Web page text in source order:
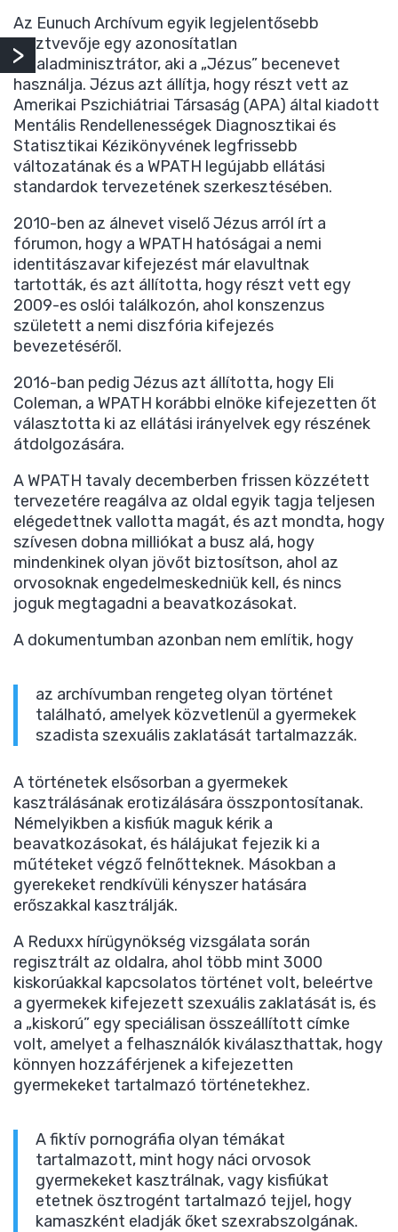
Az Eunuch Archívum egyik legjelentősebb
résztvevője egy azonosítatlan
oldaladminisztrátor, aki a „Jézus” becenevet
használja. Jézus azt állítja, hogy részt vett az
Amerikai Pszichiátriai Társaság (APA) által kiadott
Mentális Rendellenességek Diagnosztikai és
Statisztikai Kézikönyvének legfrissebb
változatának és a WPATH legújabb ellátási
standardok tervezetének szerkesztésében.
2010-ben az álnevet viselő Jézus arról írt a
fórumon, hogy a WPATH hatóságai a nemi
identitászavar kifejezést már elavultnak
tartották, és azt állította, hogy részt vett egy
2009-es oslói találkozón, ahol konszenzus
született a nemi diszfória kifejezés
bevezetéséről.
2016-ban pedig Jézus azt állította, hogy Eli
Coleman, a WPATH korábbi elnöke kifejezetten őt
választotta ki az ellátási irányelvek egy részének
átdolgozására.
A WPATH tavaly decemberben frissen közzétett
tervezetére reagálva az oldal egyik tagja teljesen
elégedettnek vallotta magát, és azt mondta, hogy
szívesen dobna milliókat a busz alá, hogy
mindenkinek olyan jövőt biztosítson, ahol az
orvosoknak engedelmeskedniük kell, és nincs
joguk megtagadni a beavatkozásokat.
A dokumentumban azonban nem említik, hogy
az archívumban rengeteg olyan történet
található, amelyek közvetlenül a gyermekek
szadista szexuális zaklatását tartalmazzák.
A történetek elsősorban a gyermekek
kasztrálásának erotizálására összpontosítanak.
Némelyikben a kisfiúk maguk kérik a
beavatkozásokat, és hálájukat fejezik ki a
műtéteket végző felnőtteknek. Másokban a
gyerekeket rendkívüli kényszer hatására
erőszakkal kasztrálják.
A Reduxx hírügynökség vizsgálata során
regisztrált az oldalra, ahol több mint 3000
kiskorúakkal kapcsolatos történet volt, beleértve
a gyermekek kifejezett szexuális zaklatását is, és
a „kiskorú” egy speciálisan összeállított címke
volt, amelyet a felhasználók kiválaszthattak, hogy
könnyen hozzáférjenek a kifejezetten
gyermekeket tartalmazó történetekhez.
A fiktív pornográfia olyan témákat
tartalmazott, mint hogy náci orvosok
gyermekeket kasztrálnak, vagy kisfiúkat
etetnek ösztrogént tartalmazó tejjel, hogy
kamaszként eladják őket szexrabszolgának.